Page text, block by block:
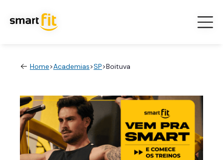
Home>Academias>SP>Boituva